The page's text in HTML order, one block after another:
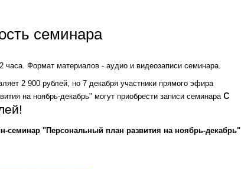
семинара
Формат материалов - аудио и видеозаписи семинара.
2 900 рублей, но 7 декабря участники прямого эфира
на ноябрь-декабрь" могут приобрести записи семинара с
семинар "Персональный план развития на ноябрь-декабрь"